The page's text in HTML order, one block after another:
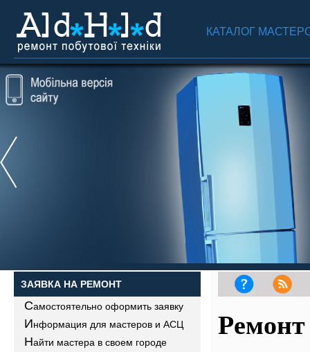
КАТАЛОГ
ЗАЯВКА НА РЕМОНТ
Самостоятельно оформить заявку
Информация для мастеров и АСЦ
Найти мастера в своем городе
Ремонт